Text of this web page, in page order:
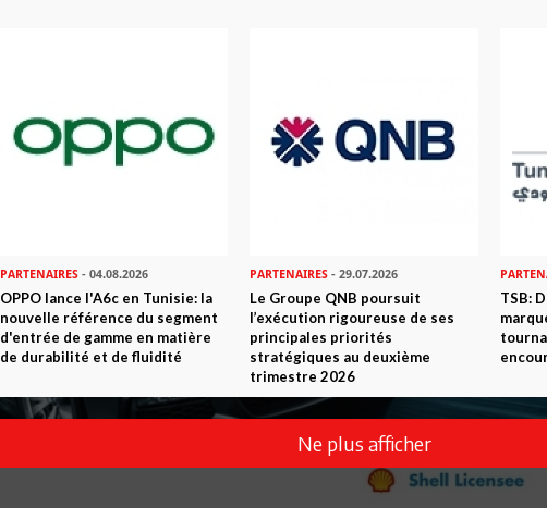
PARTENAIRES - 04.08.2026
OPPO lance l'A6c en Tunisie: la
nouvelle référence du segment
d'entrée de gamme en matière
de durabilité et de fluidité
PARTENAIRES - 29.07.2026
Le Groupe QNB poursuit
l’exécution rigoureuse de ses
principales priorités
stratégiques au deuxième
trimestre 2026
TSB:
Ne plus afficher